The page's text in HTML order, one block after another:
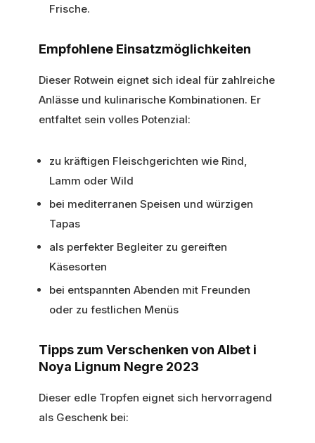
Frische.
Empfohlene Einsatzmöglichkeiten
Dieser Rotwein eignet sich ideal für zahlreiche
Anlässe und kulinarische Kombinationen. Er
entfaltet sein volles Potenzial:
zu kräftigen Fleischgerichten wie Rind,
Lamm oder Wild
bei mediterranen Speisen und würzigen
Tapas
als perfekter Begleiter zu gereiften
Käsesorten
bei entspannten Abenden mit Freunden
oder zu festlichen Menüs
Tipps zum Verschenken von Albet i
Noya Lignum Negre 2023
Dieser edle Tropfen eignet sich hervorragend
als Geschenk bei: